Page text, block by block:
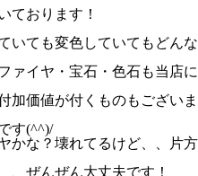
ております！
いても変色していてもどんな
ァイヤ・宝石・色石も当店に
加価値が付くものもございま
す(^^)/
かな？壊れてるけど、、片方
、ぜんぜん大丈夫です！